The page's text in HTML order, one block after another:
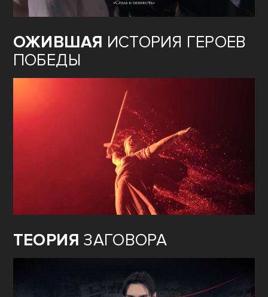
ОЖИВШАЯ ИСТОРИЯ ГЕРОЕВ
ПОБЕДЫ
ТЕОРИЯ ЗАГОВОРА